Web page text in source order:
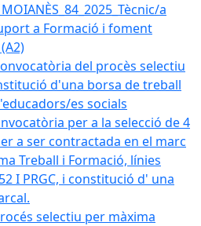
a
a Formació i foment
del procès selectiu
d'una borsa de treball
es socials
per a la selecció de 4
a ser contractada en el marc
Treball i Formació, línies
I PRGC, i constitució d' una
selectiu per màxima